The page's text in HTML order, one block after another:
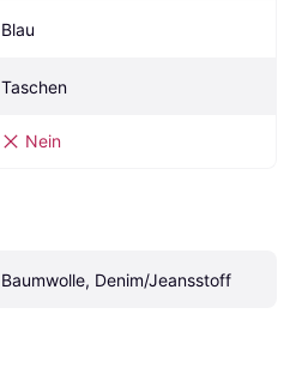
Blau
Taschen
Nein
Baumwolle, Denim/Jeansstoff